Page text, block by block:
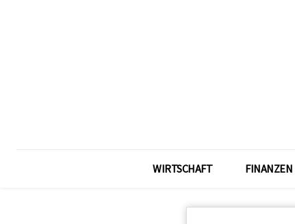
WIRTSCHAFT FINANZEN